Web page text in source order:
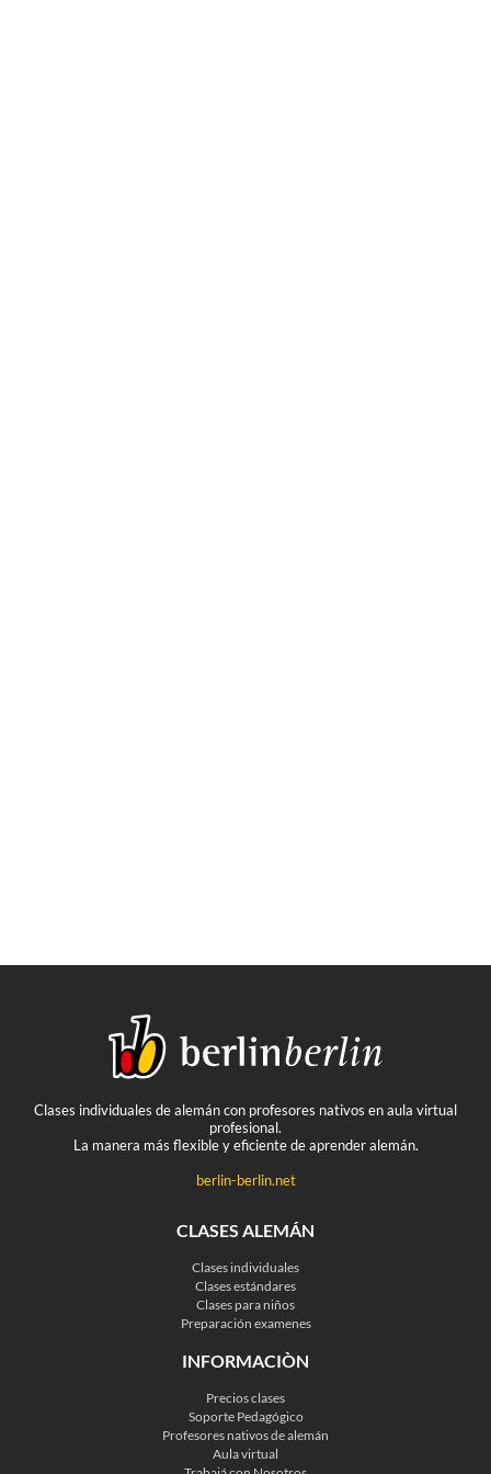
Clases individuales de alemán con profesores nativos en aula virtual
profesional.
La manera más flexible y eficiente de aprender alemán.
berlin-berlin.net
CLASES ALEMÁN
Clases individuales
Clases estándares
Clases para niños
Preparación examenes
INFORMACIÒN
Precios clases
Soporte Pedagógico
Profesores nativos de alemán
Aula virtual